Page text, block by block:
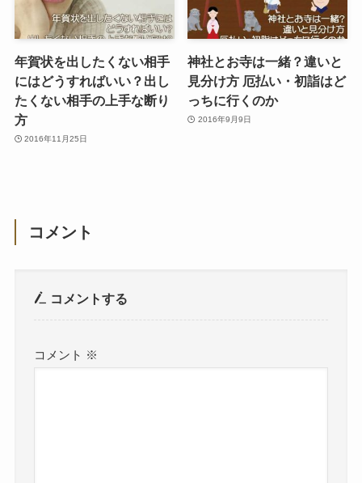
年賀状を出したくない相手
にはどうすればいい？出し
たくない相手の上手な断り
方
2016年11月25日
神社とお寺は一緒？違いと
見分け方 厄払い・初詣はど
っちに行くのか
2016年9月9日
コメント
コメントする
コメント ※